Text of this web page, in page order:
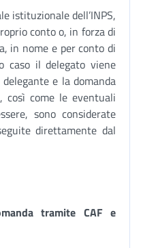
istituzionale dell’INPS,
conto o, in forza di
in nome e per conto di
caso il delegato viene
e la domanda
così come le eventuali
sono considerate
direttamente dal
tramite CAF e